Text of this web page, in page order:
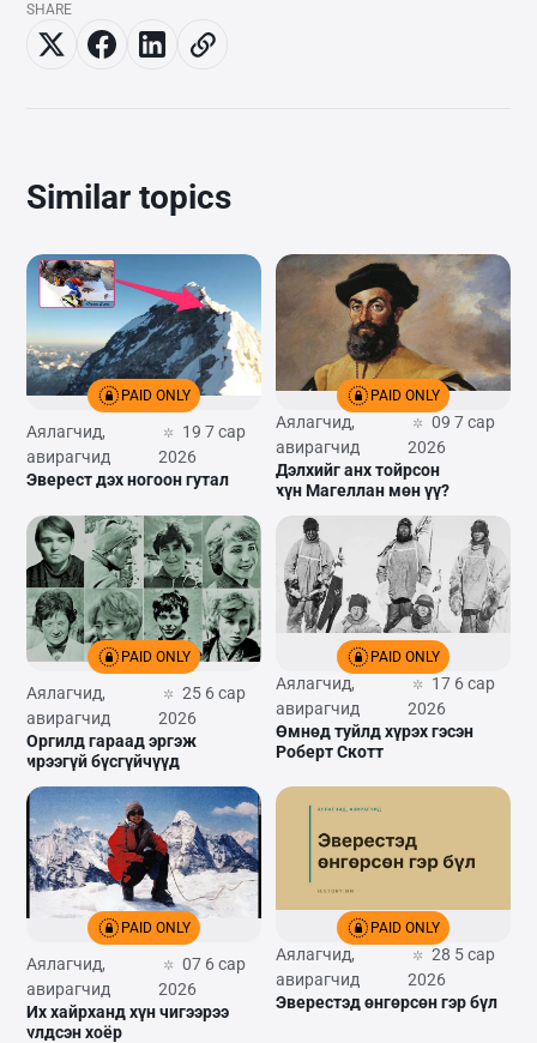
SHARE
Similar topics
PAID ONLY
Аялагчид,
авирагчид
19 7 сар
2026
Эверест дэх ногоон гутал
PAID ONLY
Аялагчид,
авирагчид
09 7 сар
2026
Дэлхийг анх тойрсон
хүн Магеллан мөн үү?
PAID ONLY
Аялагчид,
авирагчид
25 6 сар
2026
Оргилд гараад эргэж
ирээгүй бүсгүйчүүд
PAID ONLY
Аялагчид,
авирагчид
17 6 сар
2026
Өмнөд туйлд хүрэх гэсэн
Роберт Скотт
PAID ONLY
Аялагчид,
авирагчид
07 6 сар
2026
Их хайрханд хүн чигээрээ
үлдсэн хоёр
PAID ONLY
Аялагчид,
авирагчид
28 5 сар
2026
Эверестэд өнгөрсөн гэр бүл